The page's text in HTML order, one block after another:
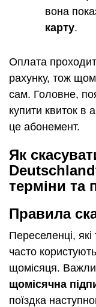
вона
карту.
Оплата
рахунку, тож
сам. Головне,
купити квиток в
це абонемент.
Як
терміни та
Правила
Переселенці,
часто
щомісяця.
щомісячна
поїздка